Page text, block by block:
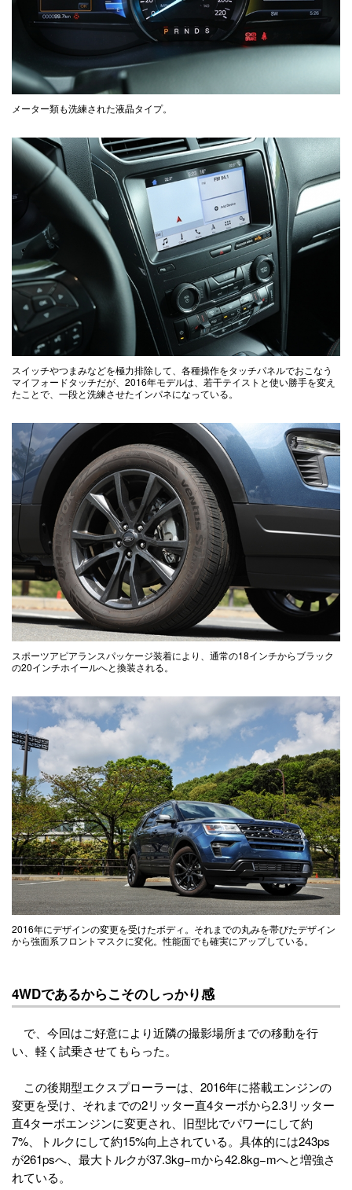
メーター類も洗練された液晶タイプ。
スイッチやつまみなどを極力排除して、各種操作をタッチパネルでおこなう
マイフォードタッチだが、2016年モデルは、若干テイストと使い勝手を変え
たことで、一段と洗練させたインパネになっている。
スポーツアピアランスパッケージ装着により、通常の18インチからブラック
の20インチホイールへと換装される。
2016年にデザインの変更を受けたボディ。それまでの丸みを帯びたデザイン
から強面系フロントマスクに変化。性能面でも確実にアップしている。
4WDであるからこそのしっかり感
で、今回はご好意により近隣の撮影場所までの移動を行
い、軽く試乗させてもらった。
この後期型エクスプローラーは、2016年に搭載エンジンの
変更を受け、それまでの2リッター直4ターボから2.3リッター
直4ターボエンジンに変更され、旧型比でパワーにして約
7%、トルクにして約15%向上されている。具体的には243ps
が261psへ、最大トルクが37.3kg−mから42.8kg−mへと増強さ
れている。